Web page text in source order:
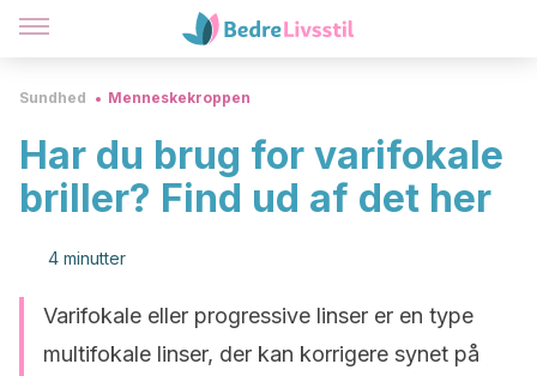
Sundhed Menneskekroppen
Har du brug for varifokale
briller? Find ud af det her
4 minutter
Varifokale eller progressive linser er en type
multifokale linser, der kan korrigere synet på